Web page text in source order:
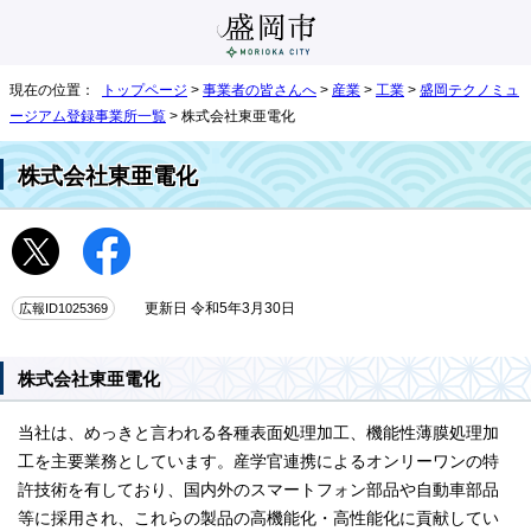
現在の位置： トップページ > 事業者の皆さんへ > 産業 > 工業 > 盛岡テクノミュ
ージアム登録事業所一覧 > 株式会社東亜電化
株式会社東亜電化
広報ID1025369 更新日 令和5年3月30日
株式会社東亜電化
当社は、めっきと言われる各種表面処理加工、機能性薄膜処理加
工を主要業務としています。産学官連携によるオンリーワンの特
許技術を有しており、国内外のスマートフォン部品や自動車部品
等に採用され、これらの製品の高機能化・高性能化に貢献してい